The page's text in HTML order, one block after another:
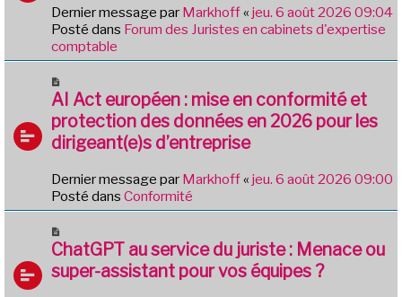
e
a
u
m
s
a
g
Dernier message par Markhoff« jeu. 6 août 2026 09:04
Posté dans Forum des Juristes en cabinets d'expertise
comptable
o
u
v
e
u
m
e
s
a
g
AI Act européen : mise en conformité et
protection des données en 2026 pour les
dirigeant(e)s d’entreprise
Dernier message par Markhoff« jeu. 6 août 2026 09:00
Posté dans Conformité
o
u
v
ChatGPT au service du juriste : Menace ou
super-assistant pour vos équipes ?